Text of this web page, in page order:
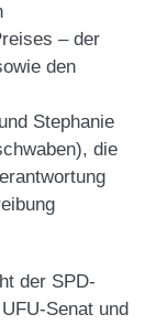
– der
den
Stephanie
die
der SPD-
Senat und